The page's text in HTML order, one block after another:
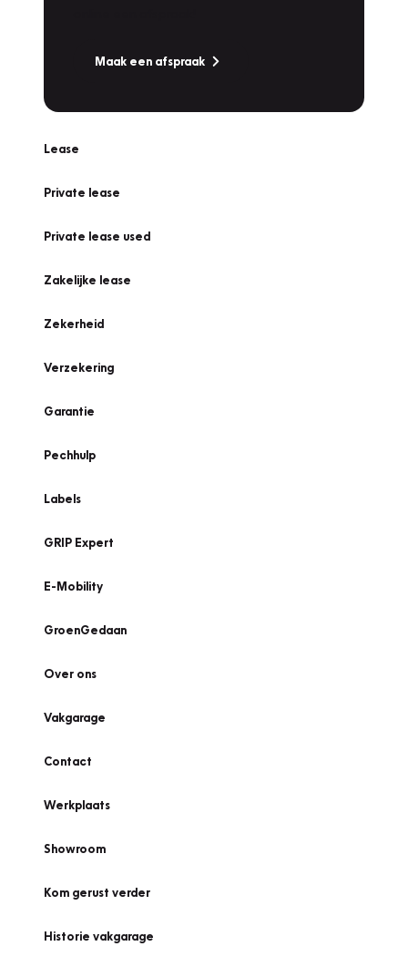
Maak een afspraak
Lease
Private lease
Private lease used
Zakelijke lease
Zekerheid
Verzekering
Garantie
Pechhulp
Labels
GRIP Expert
E-Mobility
GroenGedaan
Over ons
Vakgarage
Contact
Werkplaats
Showroom
Kom gerust verder
Historie vakgarage